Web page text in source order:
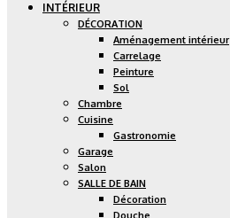
INTÉRIEUR
DÉCORATION
Aménagement intérieur
Carrelage
Peinture
Sol
Chambre
Cuisine
Gastronomie
Garage
Salon
SALLE DE BAIN
Décoration
Douche